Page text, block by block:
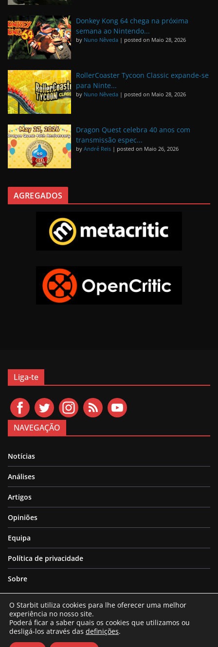
Donkey Kong 64 chega na próxima
semana ao Nintendo...
by Nuno Nêveda | posted on Maio 28, 2026
RollerCoaster Tycoon Classic expande-se
para Ninte...
by Nuno Nêveda | posted on Maio 28, 2026
Dragon Quest celebra 40 anos com
transmissão espec...
by André Reis | posted on Maio 26, 2026
AGREGADOS
Liga-te
NAVEGAÇÃO
Notícias
Análises
Artigos
Opiniões
Equipa
Política de privacidade
Sobre
Copyright © 2026Starbit. All rights reserved.
O Starbit utiliza cookies para lhe oferecer uma melhor
experiência no nosso site.
Poderá ficar a saber quais os cookies que utilizamos ou
desligá-los através das definições.